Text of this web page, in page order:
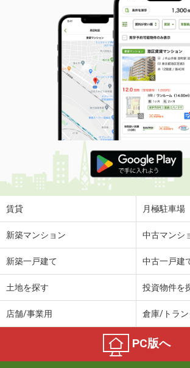
賃貸 月極駐車場
新築マンション 中古マンシ
新築一戸建て 中古一戸建
土地を探す 投資物件を
店舗/事業用 倉庫/トラン
PC版へ